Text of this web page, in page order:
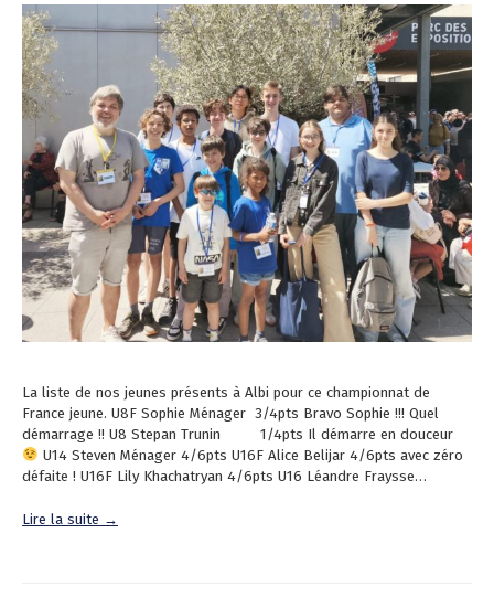
La liste de nos jeunes présents à Albi pour ce championnat de
France jeune. U8F Sophie Ménager 3/4pts Bravo Sophie !!! Quel
démarrage !! U8 Stepan Trunin 1/4pts Il démarre en douceur
U14 Steven Ménager 4/6pts U16F Alice Belijar 4/6pts avec zéro
défaite ! U16F Lily Khachatryan 4/6pts U16 Léandre Fraysse…
Lire la suite →